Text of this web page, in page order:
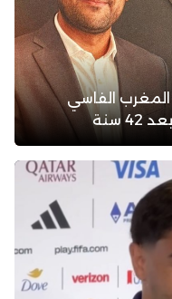
الفاسي
سنة